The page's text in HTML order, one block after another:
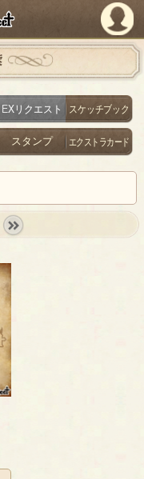
PandoraPartyProject
EXリクエスト スケッチブック
スタンプ エクストラカード